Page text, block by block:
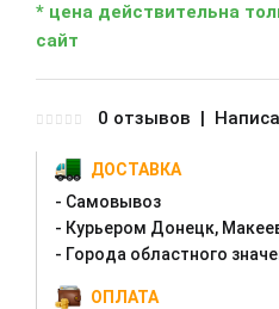
* цена действительна
сайт
0 отзывов |
ДОСТАВКА
- Самовывоз
- Курьером Донецк,
- Города областного
ОПЛАТА